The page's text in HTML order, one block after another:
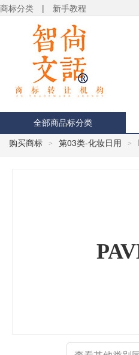
商标分类 | 新手教程
全部商品标分类
购买商标 > 第03类-化妆日用 >
用户 S**5 购买 云***